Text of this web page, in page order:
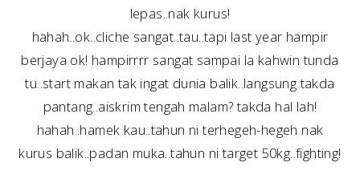
lepas..nak kurus!
hahah..ok..cliche sangat..tau..tapi last year hampir
berjaya ok! hampirrrr sangat sampai la kahwin tunda
tu..start makan tak ingat dunia balik..langsung takda
pantang..aiskrim tengah malam? takda hal lah!
hahah..hamek kau..tahun ni terhegeh-hegeh nak
kurus balik..padan muka..tahun ni target 50kg..fighting!